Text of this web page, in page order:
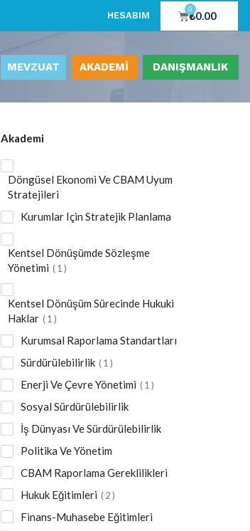
HESABIM ₺0.00
0
MEVZUAT AKADEMİ DANIŞMANLIK
Akademi
Döngüsel Ekonomi Ve CBAM Uyum
Stratejileri
Kurumlar Için Stratejik Planlama
Kentsel Dönüşümde Sözleşme
Yönetimi
1
Kentsel Dönüşüm Sürecinde Hukuki
Haklar
1
Kurumsal Raporlama Standartları
Sürdürülebilirlik
1
Enerji Ve Çevre Yönetimi 1
Sosyal Sürdürülebilirlik
İş Dünyası Ve Sürdürülebilirlik
Politika Ve Yönetim
CBAM Raporlama Gereklilikleri
Hukuk Eğitimleri
2
Finans-Muhasebe Eğitimleri